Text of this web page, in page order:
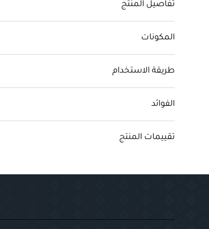
تفاصيل المنتج
المكونات
طريقة الاستخدام
الفوائد
تقييمات المنتج